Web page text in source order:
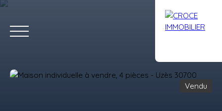
Vendu